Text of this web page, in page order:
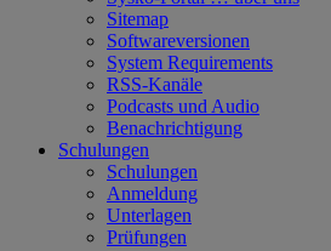
Sitemap
Softwareversionen
System Requirements
RSS-Kanäle
Podcasts und Audio
Benachrichtigung
Schulungen
Schulungen
Anmeldung
Unterlagen
Prüfungen